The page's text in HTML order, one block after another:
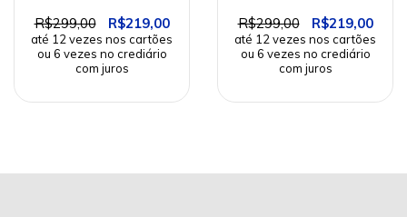
R$299,00 R$219,00 R$299,00 R$219,00